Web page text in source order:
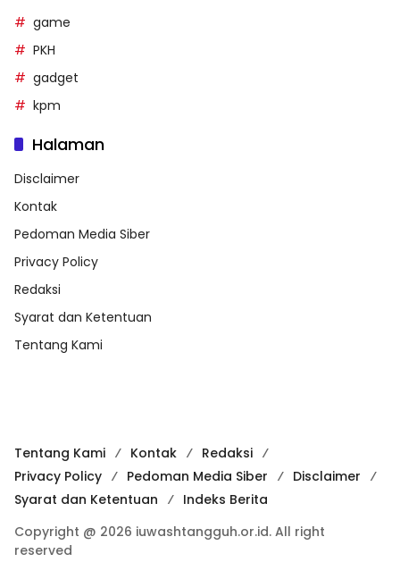
game
PKH
gadget
kpm
Halaman
Disclaimer
Kontak
Pedoman Media Siber
Privacy Policy
Redaksi
Syarat dan Ketentuan
Tentang Kami
Tentang Kami Kontak
Redaksi
Privacy Policy
Pedoman Media Siber
Disclaimer
Syarat dan Ketentuan
Indeks Berita
Copyright @ 2026 iuwashtangguh.or.id. All right
reserved